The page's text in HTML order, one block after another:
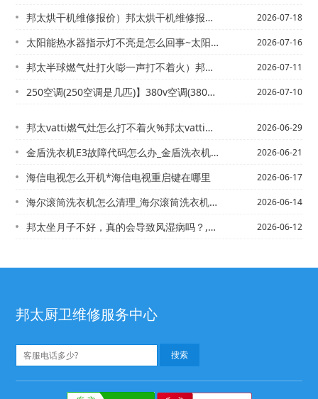
邦太烘干机维修报价）邦太烘干机维修报价表新版 2026-07-18
太阳能热水器指示灯不亮是怎么回事~太阳能热水器指示灯不亮是什么原因 2026-07-16
邦太半球燃气灶打火嘭一声打不着火）邦太半球燃气灶点不着火 2026-07-11
250空调(250空调是几匹)】380v空调(380v空调相序怎么判断) 2026-07-10
邦太vatti燃气灶怎么打不着火%邦太vatti热水器服务电话,万家乐热水器24... 2026-06-29
金盾洗衣机E3故障代码怎么办_金盾洗衣机E3故障代码的解析与解决方法%金玲洗衣机... 2026-06-21
海信电视怎么开机*海信电视重启键在哪里 2026-06-17
海尔滚筒洗衣机怎么清理_海尔滚筒洗衣机日常清理方法,海尔滚筒洗衣机怎么用_海尔滚... 2026-06-14
邦太坐月子不好，真的会导致风湿病吗？,邦太坐月子吃什么好，8种食物不可少 2026-06-12
邦太厨卫维修服务中心